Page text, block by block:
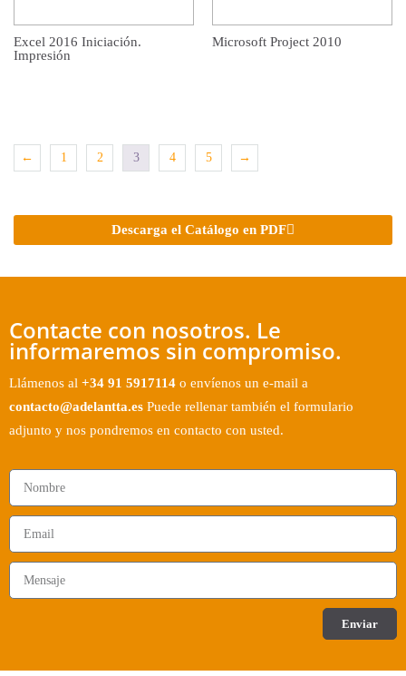
Excel 2016 Iniciación.
Impresión
Microsoft Project 2010
← 1 2 3 4 5 →
Descarga el Catálogo en PDF
Contacte con nosotros. Le
informaremos sin compromiso.
Llámenos al +34 91 5917114 o envíenos un e-mail a
contacto@adelantta.es Puede rellenar también el formulario
adjunto y nos pondremos en contacto con usted.
Enviar